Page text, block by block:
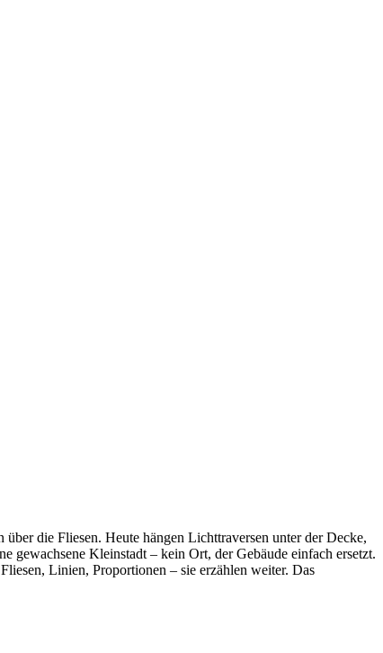
die Fliesen. Heute hängen Lichttraversen unter der Decke,
gewachsene Kleinstadt – kein Ort, der Gebäude einfach ersetzt.
Linien, Proportionen – sie erzählen weiter. Das